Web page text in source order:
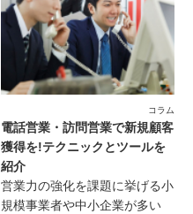
コラム
電話営業・訪問営業で新規顧客
獲得を!テクニックとツールを
紹介
営業力の強化を課題に挙げる小
規模事業者や中小企業が多い